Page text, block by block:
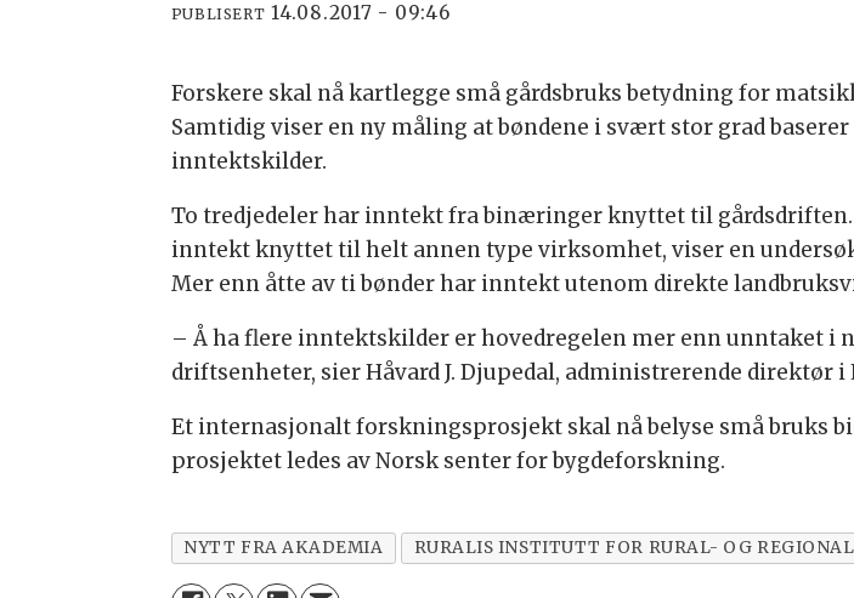
PUBLISERT 14.08.2017 - 09:46
Forskere skal nå kartlegge små gårdsbruks betydning for
Samtidig viser en ny måling at bøndene i svært stor grad baserer
inntektskilder.
To tredjedeler har inntekt fra binæringer knyttet til
inntekt knyttet til helt annen type virksomhet, viser en
Mer enn åtte av ti bønder har inntekt utenom direkte
– Å ha flere inntektskilder er hovedregelen mer enn unntaket i
driftsenheter, sier Håvard J. Djupedal, administrerende direktør
Et internasjonalt forskningsprosjekt skal nå belyse små bruks
prosjektet ledes av Norsk senter for bygdeforskning.
NYTT FRA AKADEMIA RURALIS INSTITUTT FOR RURAL- OG